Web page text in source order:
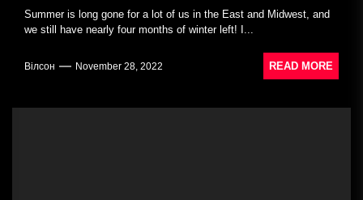
Summer is long gone for a lot of us in the East and Midwest, and
we still have nearly four months of winter left! I...
Вілсон November 28, 2022 READ MORE